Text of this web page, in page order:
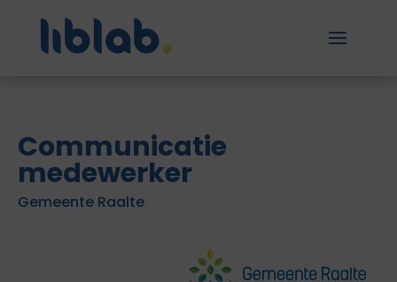
Communicatie
medewerker
Gemeente Raalte